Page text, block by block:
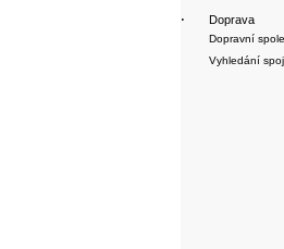
· Doprava
Dopravní
Vyhledání